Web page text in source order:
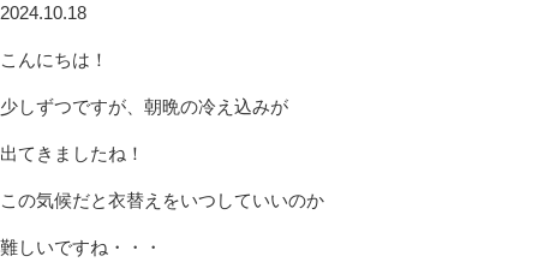
2024.10.18
こんにちは！
少しずつですが、朝晩の冷え込みが
出てきましたね！
この気候だと衣替えをいつしていいのか
難しいですね・・・